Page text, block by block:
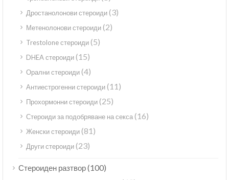
Дростанолонови стероиди(3)
Метенолонови стероиди(2)
Trestolone стероиди(5)
DHEA стероиди(15)
Орални стероиди(4)
Антиестрогенни стероиди(11)
Прохормонни стероиди(25)
Стероиди за подобряване на секса(16)
Женски стероиди(81)
Други стероиди(23)
Стероиден разтвор(100)